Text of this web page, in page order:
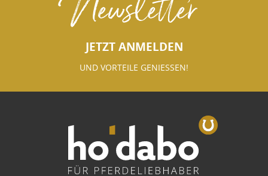
JETZT ANMELDEN
UND VORTEILE GENIESSEN!